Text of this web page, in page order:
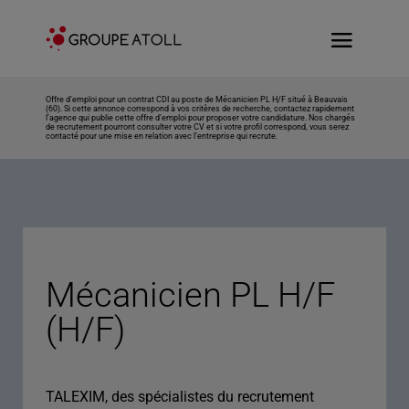
Offre d’emploi pour un contrat CDI au poste de Mécanicien PL H/F situé à Beauvais
(60). Si cette annonce correspond à vos critères de recherche, contactez rapidement
l’agence qui publie cette offre d’emploi pour proposer votre candidature. Nos chargés
de recrutement pourront consulter votre CV et si votre profil correspond, vous serez
contacté pour une mise en relation avec l’entreprise qui recrute.
Mécanicien PL H/F
(H/F)
TALEXIM, des spécialistes du recrutement